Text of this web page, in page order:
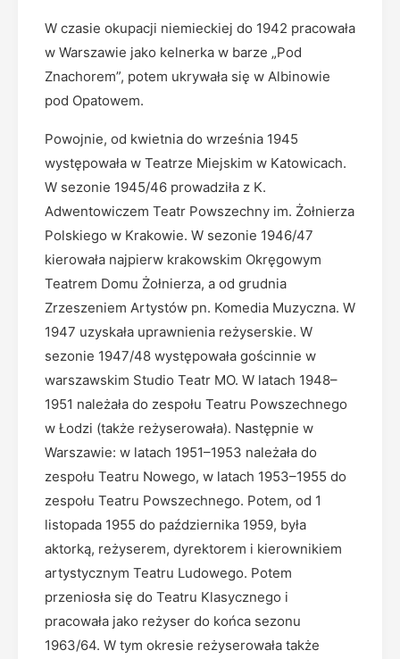
W czasie okupacji niemieckiej do 1942 pracowała
w Warszawie jako kelnerka w barze „Pod
Znachorem”, potem ukrywała się w Albinowie
pod Opatowem.
Powojnie, od kwietnia do września 1945
występowała w Teatrze Miejskim w Katowicach.
W sezonie 1945/46 prowadziła z K.
Adwentowiczem Teatr Powszechny im. Żołnierza
Polskiego w Krakowie. W sezonie 1946/47
kierowała najpierw krakowskim Okręgowym
Teatrem Domu Żołnierza, a od grudnia
Zrzeszeniem Artystów pn. Komedia Muzyczna. W
1947 uzyskała uprawnienia reżyserskie. W
sezonie 1947/48 występowała gościnnie w
warszawskim Studio Teatr MO. W latach 1948–
1951 należała do zespołu Teatru Powszechnego
w Łodzi (także reżyserowała). Następnie w
Warszawie: w latach 1951–1953 należała do
zespołu Teatru Nowego, w latach 1953–1955 do
zespołu Teatru Powszechnego. Potem, od 1
listopada 1955 do października 1959, była
aktorką, reżyserem, dyrektorem i kierownikiem
artystycznym Teatru Ludowego. Potem
przeniosła się do Teatru Klasycznego i
pracowała jako reżyser do końca sezonu
1963/64. W tym okresie reżyserowała także